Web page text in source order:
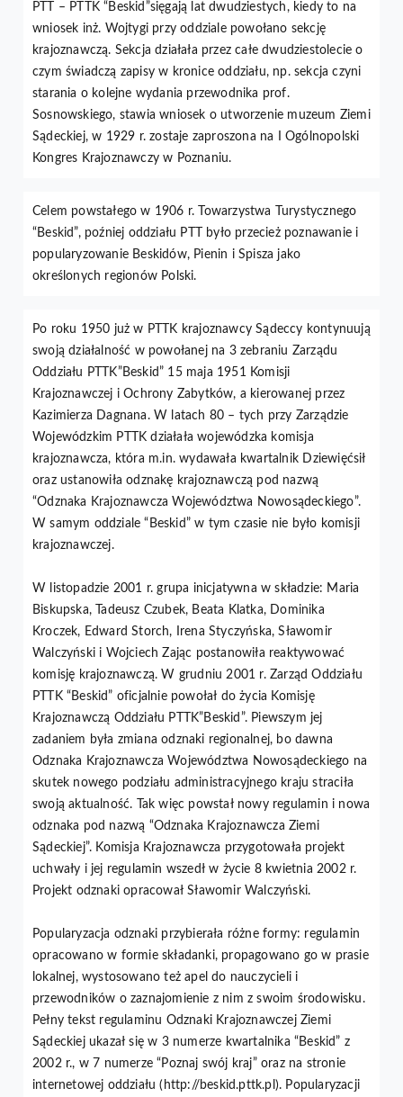
PTT – PTTK “Beskid”sięgają lat dwudziestych, kiedy to na
wniosek inż. Wojtygi przy oddziale powołano sekcję
krajoznawczą. Sekcja działała przez całe dwudziestolecie o
czym świadczą zapisy w kronice oddziału, np. sekcja czyni
starania o kolejne wydania przewodnika prof.
Sosnowskiego, stawia wniosek o utworzenie muzeum Ziemi
Sądeckiej, w 1929 r. zostaje zaproszona na I Ogólnopolski
Kongres Krajoznawczy w Poznaniu.
Celem powstałego w 1906 r. Towarzystwa Turystycznego
“Beskid”, poźniej oddziału PTT było przecież poznawanie i
popularyzowanie Beskidów, Pienin i Spisza jako
określonych regionów Polski.
Po roku 1950 już w PTTK krajoznawcy Sądeccy kontynuują
swoją działalność w powołanej na 3 zebraniu Zarządu
Oddziału PTTK”Beskid” 15 maja 1951 Komisji
Krajoznawczej i Ochrony Zabytków, a kierowanej przez
Kazimierza Dagnana. W latach 80 – tych przy Zarządzie
Wojewódzkim PTTK działała wojewódzka komisja
krajoznawcza, która m.in. wydawała kwartalnik Dziewięćsił
oraz ustanowiła odznakę krajoznawczą pod nazwą
“Odznaka Krajoznawcza Województwa Nowosądeckiego”.
W samym oddziale “Beskid” w tym czasie nie było komisji
krajoznawczej.
W listopadzie 2001 r. grupa inicjatywna w składzie: Maria
Biskupska, Tadeusz Czubek, Beata Klatka, Dominika
Kroczek, Edward Storch, Irena Styczyńska, Sławomir
Walczyński i Wojciech Zając postanowiła reaktywować
komisję krajoznawczą. W grudniu 2001 r. Zarząd Oddziału
PTTK “Beskid” oficjalnie powołał do życia Komisję
Krajoznawczą Oddziału PTTK”Beskid”. Piewszym jej
zadaniem była zmiana odznaki regionalnej, bo dawna
Odznaka Krajoznawcza Województwa Nowosądeckiego na
skutek nowego podziału administracyjnego kraju straciła
swoją aktualność. Tak więc powstał nowy regulamin i nowa
odznaka pod nazwą “Odznaka Krajoznawcza Ziemi
Sądeckiej”. Komisja Krajoznawcza przygotowała projekt
uchwały i jej regulamin wszedł w życie 8 kwietnia 2002 r.
Projekt odznaki opracował Sławomir Walczyński.
Popularyzacja odznaki przybierała różne formy: regulamin
opracowano w formie składanki, propagowano go w prasie
lokalnej, wystosowano też apel do nauczycieli i
przewodników o zaznajomienie z nim z swoim środowisku.
Pełny tekst regulaminu Odznaki Krajoznawczej Ziemi
Sądeckiej ukazał się w 3 numerze kwartalnika “Beskid” z
2002 r., w 7 numerze “Poznaj swój kraj” oraz na stronie
internetowej oddziału (http://beskid.pttk.pl). Popularyzacji